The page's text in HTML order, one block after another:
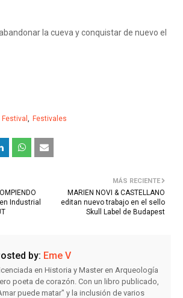
la cueva y conquistar de nuevo el
Festival Festivales
MÁS RECIENTE
MARIEN NOVI & CASTELLANO
editan nuevo trabajo en el sello
Skull Label de Budapest
Industrial
by: Eme V
en Historia y Master en Arqueología
poeta de corazón. Con un libro publicado,
puede matar" y la inclusión de varios